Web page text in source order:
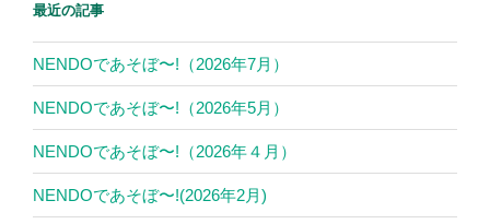
最近の記事
NENDOであそぼ〜!（2026年7月）
NENDOであそぼ〜!（2026年5月）
NENDOであそぼ〜!（2026年４月）
NENDOであそぼ〜!(2026年2月)